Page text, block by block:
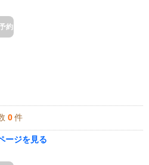
約
0 件
ージを見る